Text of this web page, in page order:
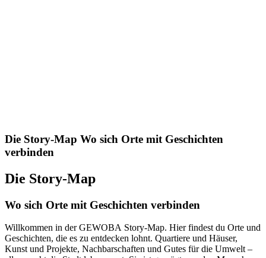
Die Story-Map Wo sich Orte mit Geschichten
verbinden
Die Story-Map
Wo sich Orte mit Geschichten verbinden
Willkommen in der GEWOBA Story-Map. Hier findest du Orte und
Geschichten, die es zu entdecken lohnt. Quartiere und Häuser,
Kunst und Projekte, Nachbarschaften und Gutes für die Umwelt –